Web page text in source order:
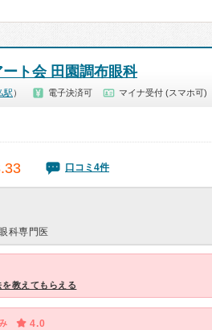
ト会 田園調布眼科
駅 ） 電子決済可 マイナ受付 (スマホ可)
口コミ4件
眼科専門医
教えてもらえる
4.0